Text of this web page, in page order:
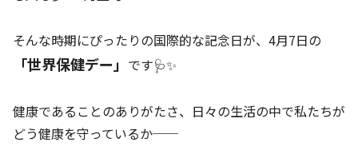
そんな時期にぴったりの国際的な記念日が、4月7日の
「世界保健デー」 です🩺✨
健康であることのありがたさ、日々の生活の中で私たちが
どう健康を守っているか──